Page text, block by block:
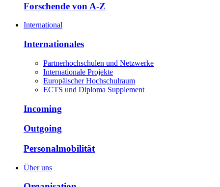
Forschende von A-Z
International
Internationales
Partnerhochschulen und Netzwerke
Internationale Projekte
Europäischer Hochschulraum
ECTS und Diploma Supplement
Incoming
Outgoing
Personalmobilität
Über uns